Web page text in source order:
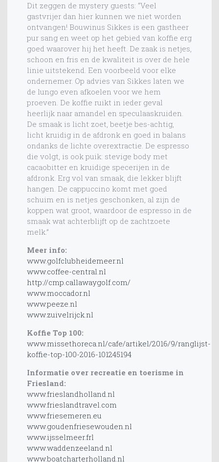
Dit zeggen de mystery guests: “Veel
gastvrijer dan hier kunnen we niet worden
ontvangen! Bouwinus Sikkes is een gastheer
pur sang en weet op het gebied van koffie erg
goed waarover hij het heeft. De zaak is netjes,
schoon en fris en de kwaliteit is over de hele
linie uitstekend. Een voorbeeld voor elke
ondernemer. Op advies van Sikkes laten we
de lungo even afkoelen voor we hem
proeven. De koffie ruikt in ieder geval
heerlijk naar amandel en speculaaskruiden.
De smaak is licht zoet, beetje bes-achtig,
licht kruidig in de afdronk en goed in balans
ondanks de lichte overextractie. De espresso
die volgt, is ook puik: stevige body met
cacaobitter en kruidige specerijen in de
afdronk. Erg vol van smaak, die lekker blijft
hangen. De cappuccino komt met goed
schuim en is netjes geschonken, al zijn de
koppen wat groot, waardoor de espresso in de
smaak wat achterblijft op de zachtzoete
melk.”
Meer info:
www.golfclubheidemeer.nl
www.coffee-central.nl
http://cmp.callawaygolf.com/
www.moccador.nl
www.peeze.nl
www.zuivelrijck.nl
Koffie Top 100:
www.missethoreca.nl/cafe/artikel/2016/9/ranglijst-
koffie-top-100-2016-101245194
Informatie over recreatie en toerisme in
Friesland:
www.frieslandholland.nl
www.frieslandtravel.com
www.friesemeren.eu
www.goudenfriesewouden.nl
www.ijsselmeer.frl
www.waddenzeeland.nl
www.boatcharterholland.nl